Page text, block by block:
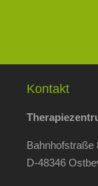
Kontakt
Bahnhofstraße
D-48346